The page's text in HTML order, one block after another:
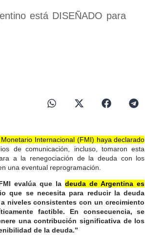
está DISEÑADO para
Internacional (FMI) haya declarado
de comunicación, incluso, tomaron esta
a la renegociación de la deuda con los
una eventual reprogramación.
evalúa que la deuda de Argentina es
que se necesita para reducir la deuda
niveles consistentes con un crecimiento
factible. En consecuencia, se
una contribución significativa de los
de la deuda.”